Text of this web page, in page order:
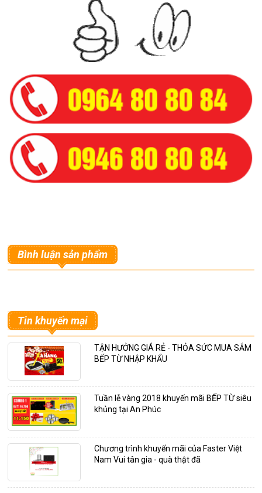
Bình luận sản phẩm
Tin khuyến mại
TẬN HƯỞNG GIÁ RẺ - THỎA SỨC MUA SẮM
BẾP TỪ NHẬP KHẨU
Tuần lễ vàng 2018 khuyến mãi BẾP TỪ siêu
khủng tại An Phúc
Chương trình khuyến mãi của Faster Việt
Nam Vui tân gia - quà thật đã